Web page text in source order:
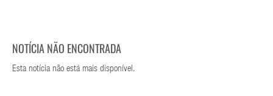
NOTÍCIA NÃO ENCONTRADA
Esta notícia não está mais disponível.